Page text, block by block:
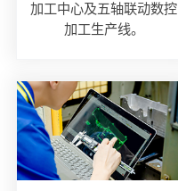
加工中心及五轴联动数控
加工生产线。